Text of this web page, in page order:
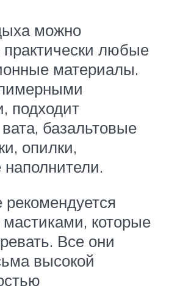
можно
практически любые
материалы.
подходит
базальтовые
опилки,
мастиками, которые
Все они
высокой